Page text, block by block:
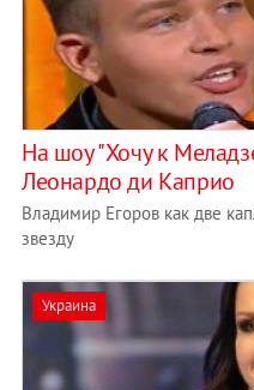
На шоу "Хочу к
Леонардо ди Каприо
Владимир Егоров как две
звезду
Украина